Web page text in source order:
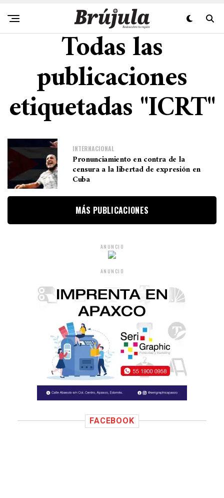
Todas las
publicaciones
etiquetadas "ICRT"
INTERNACIONAL
Pronunciamiento en contra de la
censura a la libertad de expresión en
Cuba
MÁS PUBLICACIONES
ANUNCIO
ANUNCIO
FACEBOOK